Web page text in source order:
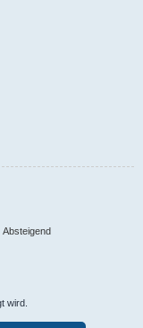
Absteigend
wird.